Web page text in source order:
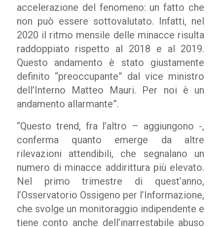
accelerazione del fenomeno: un fatto che
non può essere sottovalutato. Infatti, nel
2020 il ritmo mensile delle minacce risulta
raddoppiato rispetto al 2018 e al 2019.
Questo andamento è stato giustamente
definito “preoccupante” dal vice ministro
dell’Interno Matteo Mauri. Per noi è un
andamento allarmante”.
“Questo trend, fra l’altro – aggiungono -,
conferma quanto emerge da altre
rilevazioni attendibili, che segnalano un
numero di minacce addirittura più elevato.
Nel primo trimestre di quest’anno,
l’Osservatorio Ossigeno per l’Informazione,
che svolge un monitoraggio indipendente e
tiene conto anche dell’inarrestabile abuso